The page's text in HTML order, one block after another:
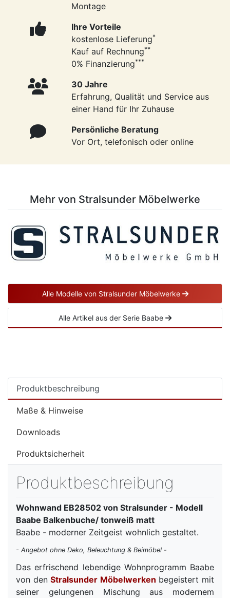
Montage
Ihre Vorteile
kostenlose Lieferung*
Kauf auf Rechnung**
0% Finanzierung***
30 Jahre
Erfahrung, Qualität und Service aus
einer Hand für Ihr Zuhause
Persönliche Beratung
Vor Ort, telefonisch oder online
Mehr von Stralsunder Möbelwerke
Alle Modelle von Stralsunder Möbelwerke
Alle Artikel aus der Serie Baabe
Produktbeschreibung
Maße & Hinweise
Downloads
Produktsicherheit
Produktbeschreibung
Wohnwand EB28502 von Stralsunder - Modell
Baabe Balkenbuche/ tonweiß matt
Baabe - moderner Zeitgeist wohnlich gestaltet.
- Angebot ohne Deko, Beleuchtung & Beimöbel -
Das erfrischend lebendige Wohnprogramm Baabe
von denStralsunder Möbelwerken begeistert mit
seiner gelungenen Mischung aus modernem